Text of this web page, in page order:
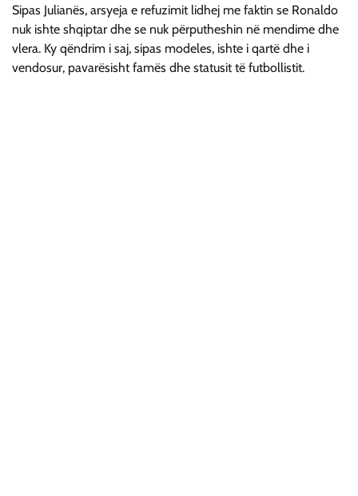
Sipas Julianës, arsyeja e refuzimit lidhej me faktin se Ronaldo
nuk ishte shqiptar dhe se nuk përputheshin në mendime dhe
vlera. Ky qëndrim i saj, sipas modeles, ishte i qartë dhe i
vendosur, pavarësisht famës dhe statusit të futbollistit.